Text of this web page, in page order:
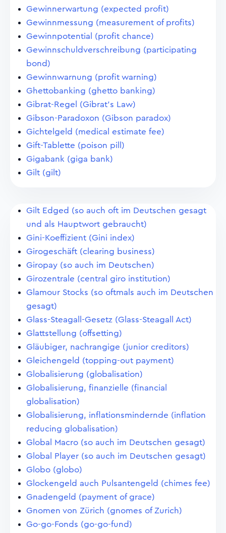
Gewinnerwartung (expected profit)
Gewinnmessung (measurement of profits)
Gewinnpotential (profit chance)
Gewinnschuldverschreibung (participating
bond)
Gewinnwarnung (profit warning)
Ghettobanking (ghetto banking)
Gibrat-Regel (Gibrat's Law)
Gibson-Paradoxon (Gibson paradox)
Gichtelgeld (medical estimate fee)
Gift-Tablette (poison pill)
Gigabank (giga bank)
Gilt (gilt)
Gilt Edged (so auch oft im Deutschen gesagt
und als Hauptwort gebraucht)
Gini-Koeffizient (Gini index)
Girogeschäft (clearing business)
Giropay (so auch im Deutschen)
Girozentrale (central giro institution)
Glamour Stocks (so oftmals auch im Deutschen
gesagt)
Glass-Steagall-Gesetz (Glass-Steagall Act)
Glattstellung (offsetting)
Gläubiger, nachrangige (junior creditors)
Gleichengeld (topping-out payment)
Globalisierung (globalisation)
Globalisierung, finanzielle (financial
globalisation)
Globalisierung, inflationsmindernde (inflation
reducing globalisation)
Global Macro (so auch im Deutschen gesagt)
Global Player (so auch im Deutschen gesagt)
Globo (globo)
Glockengeld auch Pulsantengeld (chimes fee)
Gnadengeld (payment of grace)
Gnomen von Zürich (gnomes of Zurich)
Go-go-Fonds (go-go-fund)